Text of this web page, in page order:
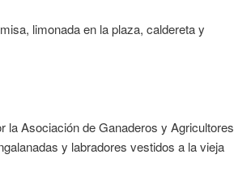
limonada en la plaza, caldereta y
la Asociación de Ganaderos y Agricultores
y labradores vestidos a la vieja